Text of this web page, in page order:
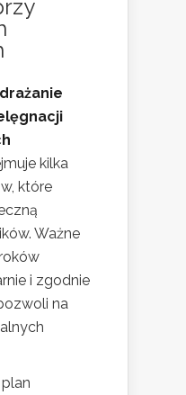
kilka
które
Ważne
i zgodnie
na